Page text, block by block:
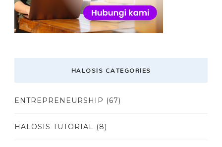
HALOSIS CATEGORIES
ENTREPRENEURSHIP (67)
HALOSIS TUTORIAL (8)